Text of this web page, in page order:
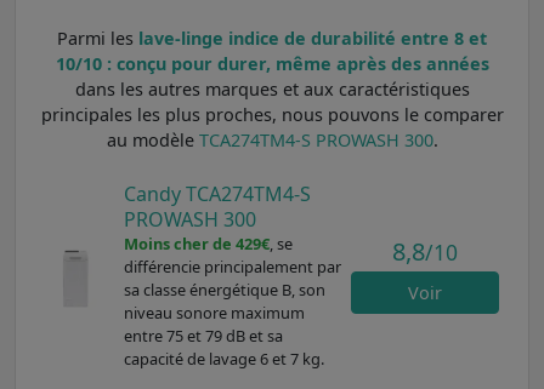
Parmi les lave-linge indice de durabilité entre 8 et
10/10 : conçu pour durer, même après des années
dans les autres marques et aux caractéristiques
principales les plus proches, nous pouvons le comparer
au modèle TCA274TM4-S PROWASH 300.
Candy TCA274TM4-S
PROWASH 300
Moins cher de 429€, se
différencie principalement par
sa classe énergétique B, son
niveau sonore maximum
entre 75 et 79 dB et sa
capacité de lavage 6 et 7 kg.
8,8/10
Voir